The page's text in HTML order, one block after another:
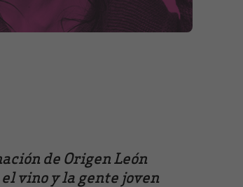
de Origen León
vino y la gente joven